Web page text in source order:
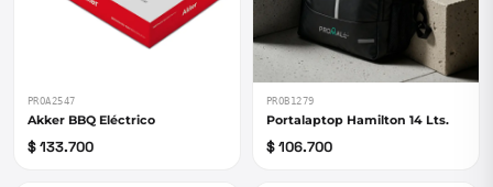
PROA2547
Akker BBQ Eléctrico
$ 133.700
PROB1279
Portalaptop Hamilton 14 Lts.
$ 106.700